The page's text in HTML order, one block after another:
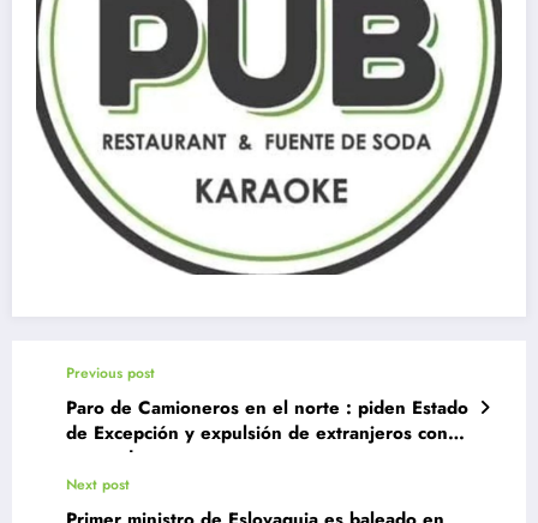
Previous post
Paro de Camioneros en el norte : piden Estado
de Excepción y expulsión de extranjeros con
antecedentes
Next post